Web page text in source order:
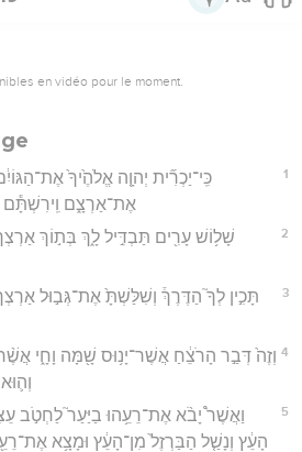
en vidéo pour le moment.
1
כִּֽי־יַכְרִ֞ית יְהוָ֤ה אֱלֹהֶ֙יךָ֙
אֶת־אַרְצָ֑ם וִֽירִשְׁתָּ֕ם
2
שָׁל֥וֹשׁ עָרִ֖ים תַּבְדִּ֣יל לָ֑ךְ בְּת֣וֹךְ
3
תָּכִ֣ין לְךָ֮ הַדֶּרֶךְ֒ וְשִׁלַּשְׁתָּ֙ אֶת־גְּב֣וּל
4 וְזֶה֙ דְּבַ֣ר הָרֹצֵ֔חַ אֲשֶׁר־יָנ֥וּס שָׁ֖מָּה וָחָ֑י
5
וַאֲשֶׁר֩ יָבֹ֨א אֶת־רֵעֵ֥הוּ בַיַּעַר֮ לַחְטֹ֣ב
הָעֵ֔ץ וְנָשַׁ֤ל הַבַּרְזֶל֙ מִן־הָעֵ֔ץ וּמָצָ֥א